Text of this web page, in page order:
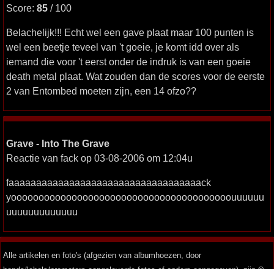
Score: 85 / 100
Belachelijk!!! Echt wel een gave plaat maar 100 punten is
wel een beetje teveel van 't goeie, je komt idd over als
iemand die voor 't eerst onder de indruk is van een goeie
death metal plaat. Wat zouden dan de scores voor de eerste
2 van Entombed moeten zijn, een 14 ofzo??
Grave - Into The Grave
Reactie van fack op 03-08-2006 om 12:04u
faaaaaaaaaaaaaaaaaaaaaaaaaaaaaaaaaaack
yoooooooooooooooooooooooooooooooooooooooouuuuuu
uuuuuuuuuuuuu
Alle artikelen en foto's (afgezien van albumhoezen, door